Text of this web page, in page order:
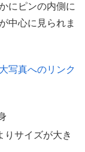
にピンの内側に
中心に見られま
写真へのリンク
りサイズが大き